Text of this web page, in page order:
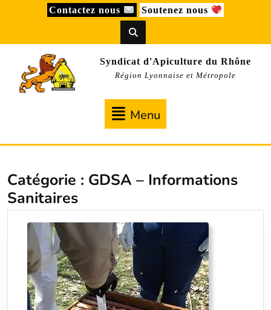
Contactez nous Soutenez nous
Syndicat d'Apiculture du Rhône
Région Lyonnaise et Métropole
Menu
Catégorie : GDSA – Informations
Sanitaires